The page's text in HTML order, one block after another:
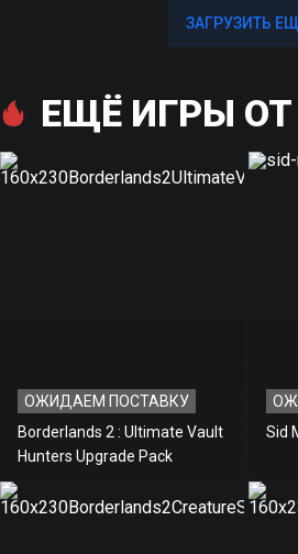
ЗАГРУЗИТЬ
ЗАГРУЗИТЬ
ЕЩЁ ИГРЫ ОТ
ОЖИДАЕМ ПОСТАВКУ
Borderlands 2 : Ultimate Vault
Hunters Upgrade Pack
Sid